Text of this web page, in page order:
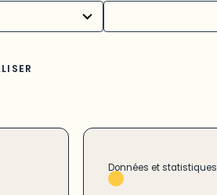
Données et statistiques